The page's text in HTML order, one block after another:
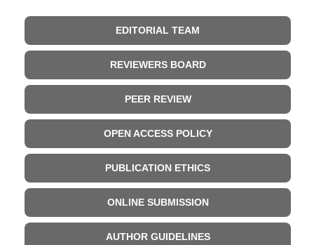
EDITORIAL TEAM
REVIEWERS BOARD
PEER REVIEW
OPEN ACCESS POLICY
PUBLICATION ETHICS
ONLINE SUBMISSION
AUTHOR GUIDELINES